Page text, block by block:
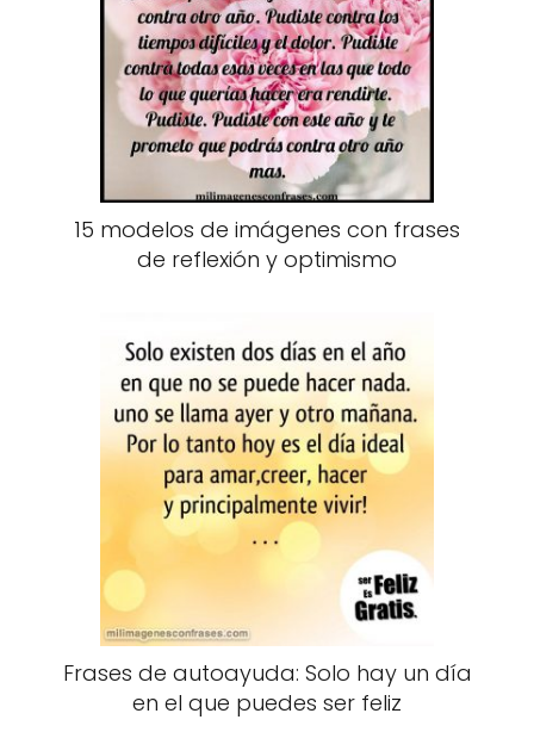
15 modelos de imágenes con frases
de reflexión y optimismo
Frases de autoayuda: Solo hay un día
en el que puedes ser feliz